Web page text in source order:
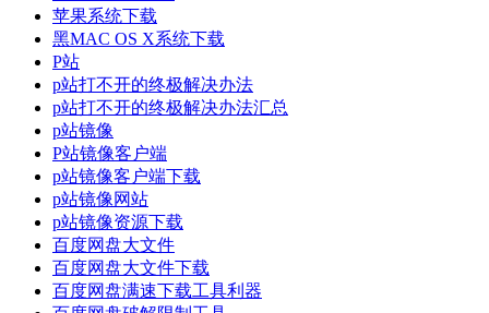
苹果系统下载
黑MAC OS X系统下载
P站
p站打不开的终极解决办法
p站打不开的终极解决办法汇总
p站镜像
P站镜像客户端
p站镜像客户端下载
p站镜像网站
p站镜像资源下载
百度网盘大文件
百度网盘大文件下载
百度网盘满速下载工具利器